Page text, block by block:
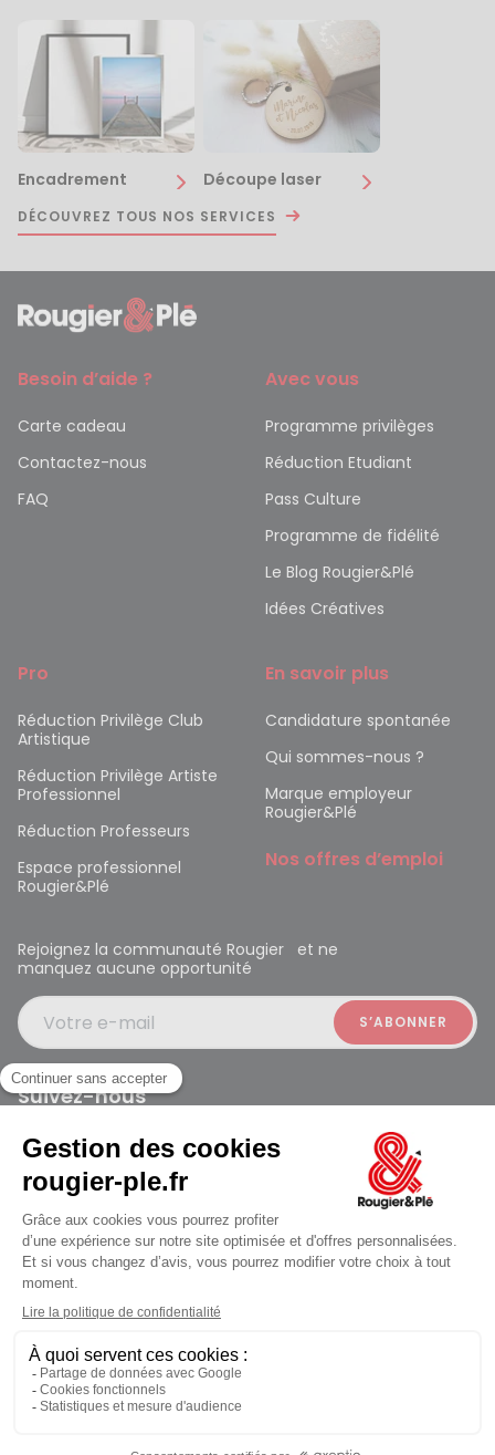
Ferme à 19:30
Encadrement Découpe laser
DÉCOUVREZ TOUS NOS SERVICES
Besoin d’aide ?
Carte cadeau
Contactez-nous
FAQ
Avec vous
Programme privilèges
Réduction Etudiant
Pass Culture
Programme de fidélité
Le Blog Rougier&Plé
Idées Créatives
Pro
Réduction Privilège Club
Artistique
Réduction Privilège Artiste
Professionnel
Réduction Professeurs
Espace professionnel
Rougier&Plé
En savoir plus
Candidature spontanée
Qui sommes-nous ?
Marque employeur
Rougier&Plé
Nos offres d’emploi
Rejoignez la communauté Rougier et ne
manquez aucune opportunité
Votre e-mail
Suivez-nous
Rougier et Plé 2024 Copyright
Mentions légales
Conditions générales des ventes
Données personnelles
Paiement sécurisé